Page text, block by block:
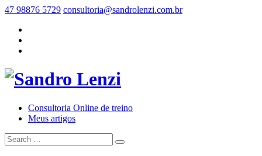
47 98876 5729 consultoria@sandrolenzi.com.br
Consultoria Online de treino
Meus artigos